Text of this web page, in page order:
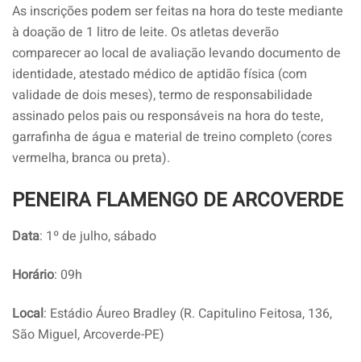
As inscrições podem ser feitas na hora do teste mediante
à doação de 1 litro de leite. Os atletas deverão
comparecer ao local de avaliação levando documento de
identidade, atestado médico de aptidão física (com
validade de dois meses), termo de responsabilidade
assinado pelos pais ou responsáveis na hora do teste,
garrafinha de água e material de treino completo (cores
vermelha, branca ou preta).
PENEIRA FLAMENGO DE ARCOVERDE
Data: 1º de julho, sábado
Horário: 09h
Local: Estádio Áureo Bradley (R. Capitulino Feitosa, 136,
São Miguel, Arcoverde-PE)